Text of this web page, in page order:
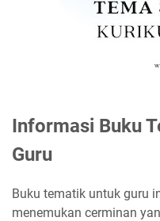
Informasi Buku
Guru
Buku tematik untuk guru
menemukan cerminan